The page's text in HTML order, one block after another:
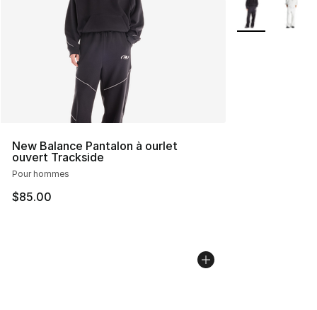
New Balance Pantalon à ourlet
ouvert Trackside
Pour hommes
$85.00
Plus de